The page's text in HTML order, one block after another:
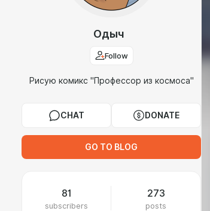
Одыч
Follow
Рисую комикс "Профессор из космоса"
CHAT DONATE
GO TO BLOG
81
subscribers
273
posts